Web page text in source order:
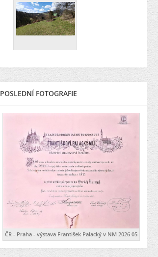
POSLEDNÍ FOTOGRAFIE
ČR - Praha - výstava František Palacký v NM 2026 05